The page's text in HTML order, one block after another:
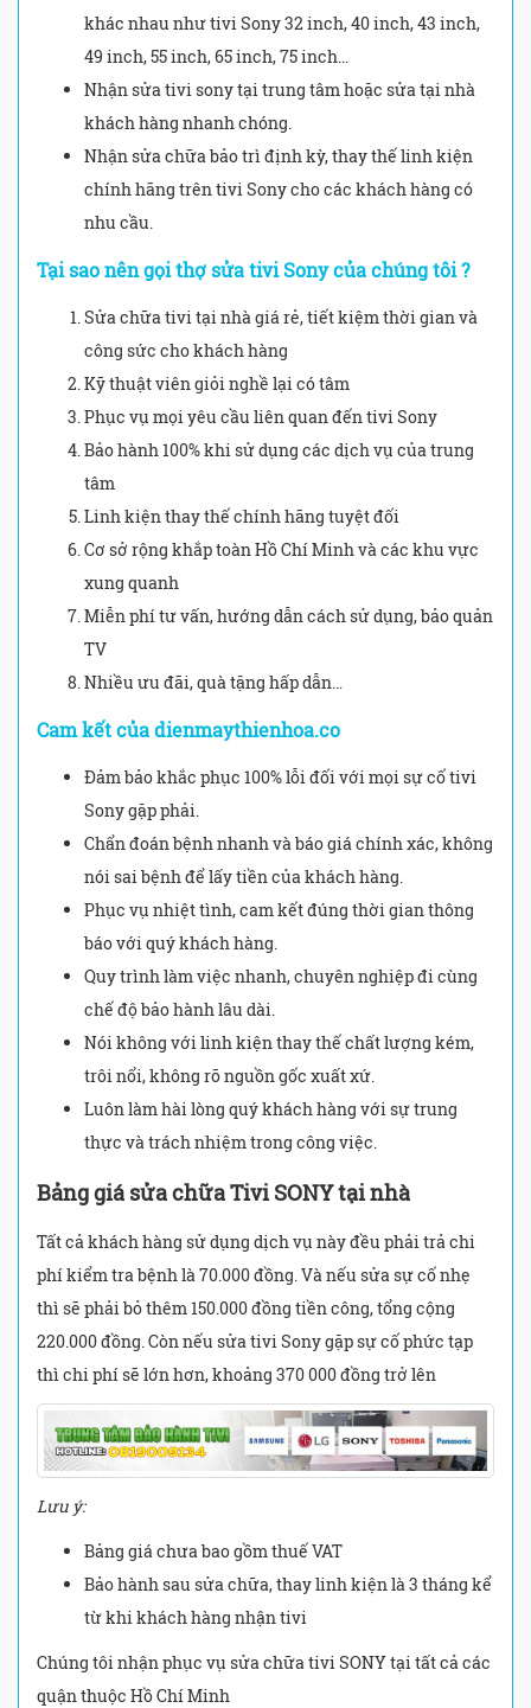
khác nhau như tivi Sony 32 inch, 40 inch, 43 inch,
49 inch, 55 inch, 65 inch, 75 inch…
Nhận sửa tivi sony tại trung tâm hoặc sửa tại nhà
khách hàng nhanh chóng.
Nhận sửa chữa bảo trì định kỳ, thay thế linh kiện
chính hãng trên tivi Sony cho các khách hàng có
nhu cầu.
Tại sao nên gọi thợ sửa tivi Sony của chúng tôi ?
Sửa chữa tivi tại nhà giá rẻ, tiết kiệm thời gian và
công sức cho khách hàng
Kỹ thuật viên giỏi nghề lại có tâm
Phục vụ mọi yêu cầu liên quan đến tivi Sony
Bảo hành 100% khi sử dụng các dịch vụ của trung
tâm
Linh kiện thay thế chính hãng tuyệt đối
Cơ sở rộng khắp toàn Hồ Chí Minh và các khu vực
xung quanh
Miễn phí tư vấn, hướng dẫn cách sử dụng, bảo quản
TV
Nhiều ưu đãi, quà tặng hấp dẫn…
Cam kết của dienmaythienhoa.co
Đảm bảo khắc phục 100% lỗi đối với mọi sự cố tivi
Sony gặp phải.
Chẩn đoán bệnh nhanh và báo giá chính xác, không
nói sai bệnh để lấy tiền của khách hàng.
Phục vụ nhiệt tình, cam kết đúng thời gian thông
báo với quý khách hàng.
Quy trình làm việc nhanh, chuyên nghiệp đi cùng
chế độ bảo hành lâu dài.
Nói không với linh kiện thay thế chất lượng kém,
trôi nổi, không rõ nguồn gốc xuất xứ.
Luôn làm hài lòng quý khách hàng với sự trung
thực và trách nhiệm trong công việc.
Bảng giá sửa chữa Tivi SONY tại nhà
Tất cả khách hàng sử dụng dịch vụ này đều phải trả chi
phí kiểm tra bệnh là 70.000 đồng. Và nếu sửa sự cố nhẹ
thì sẽ phải bỏ thêm 150.000 đồng tiền công, tổng cộng
220.000 đồng. Còn nếu sửa tivi Sony gặp sự cố phức tạp
thì chi phí sẽ lớn hơn, khoảng 370 000 đồng trở lên
Lưu ý:
Bảng giá chưa bao gồm thuế VAT
Bảo hành sau sửa chữa, thay linh kiện là 3 tháng kể
từ khi khách hàng nhận tivi
Chúng tôi nhận phục vụ sửa chữa tivi SONY tại tất cả các
quận thuộc Hồ Chí Minh